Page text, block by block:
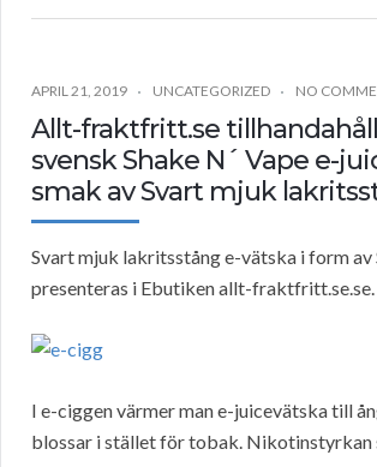
APRIL 21, 2019 UNCATEGORIZED NO
Allt-fraktfritt.se
svensk Shake N´ Vape e-
smak av Svart mjuk
Svart mjuk lakritsstång e-vätska i form av
presenteras i Ebutiken allt-fraktfritt.se.se.
I e-ciggen värmer man e-juicevätska till
blossar i stället för tobak. Nikotinstyrkan